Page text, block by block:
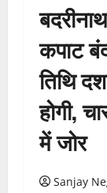
कपाट
तिथि
होगी,
में जोर
Sanjay